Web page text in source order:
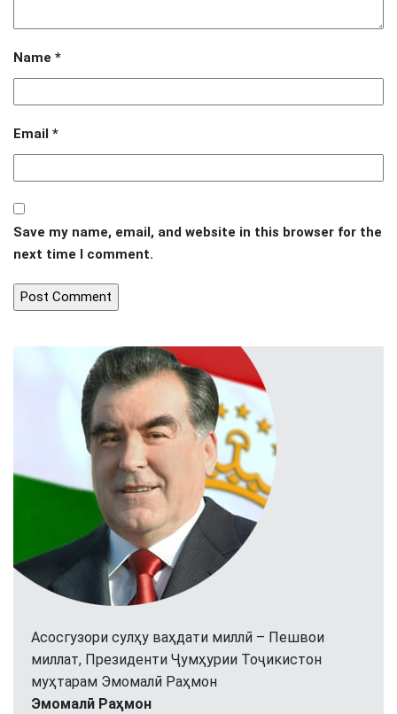
Name *
Email *
Save my name, email, and website in this browser for the
next time I comment.
Асосгузори сулҳу ваҳдати миллӣ – Пешвои
миллат, Президенти Ҷумҳурии Тоҷикистон
муҳтарам Эмомалӣ Раҳмон
Эмомалӣ Раҳмон